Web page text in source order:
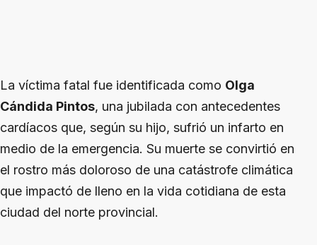
La víctima fatal fue identificada como Olga
Cándida Pintos, una jubilada con antecedentes
cardíacos que, según su hijo, sufrió un infarto en
medio de la emergencia. Su muerte se convirtió en
el rostro más doloroso de una catástrofe climática
que impactó de lleno en la vida cotidiana de esta
ciudad del norte provincial.